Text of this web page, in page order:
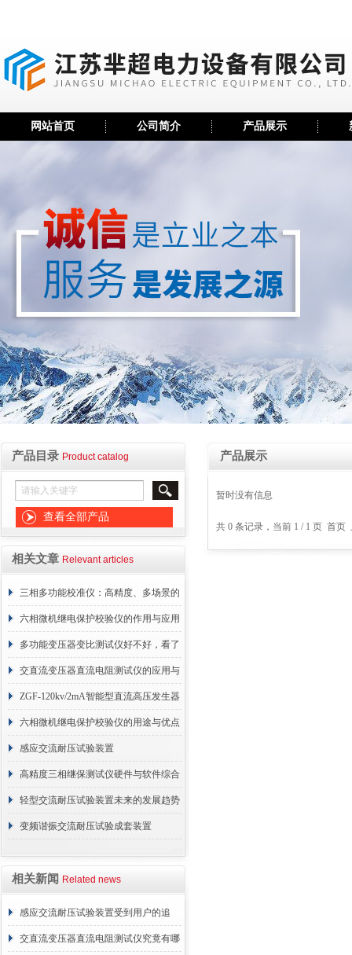
网站首页 公司简介 产品展示
产品目录 Product catalog
查看全部产品
相关文章 Relevant articles
三相多功能校准仪：高精度、多场景的
计量核心装备
六相微机继电保护校验仪的作用与应用
多功能变压器变比测试仪好不好，看了
你就有数了！
交直流变压器直流电阻测试仪的应用与
价值分析
ZGF-120kv/2mA智能型直流高压发生器
六相微机继电保护校验仪的用途与优点
解析
感应交流耐压试验装置
高精度三相继保测试仪硬件与软件综合
亮点
轻型交流耐压试验装置未来的发展趋势
探讨
变频谐振交流耐压试验成套装置
相关新闻 Related news
感应交流耐压试验装置受到用户的追
捧，它的魅力何在？
交直流变压器直流电阻测试仪究竟有哪
产品展示
暂时没有信息
共 0 条记录，当前 1 / 1 页 首